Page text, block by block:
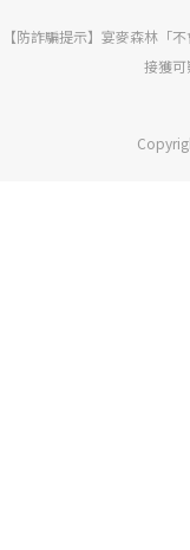
【防詐騙提示】宴麥森林「
接獲可